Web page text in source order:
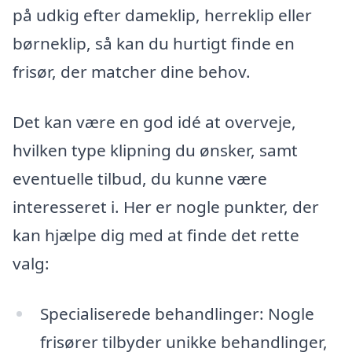
på udkig efter dameklip, herreklip eller
børneklip, så kan du hurtigt finde en
frisør, der matcher dine behov.
Det kan være en god idé at overveje,
hvilken type klipning du ønsker, samt
eventuelle tilbud, du kunne være
interesseret i. Her er nogle punkter, der
kan hjælpe dig med at finde det rette
valg:
Specialiserede behandlinger: Nogle
frisører tilbyder unikke behandlinger,